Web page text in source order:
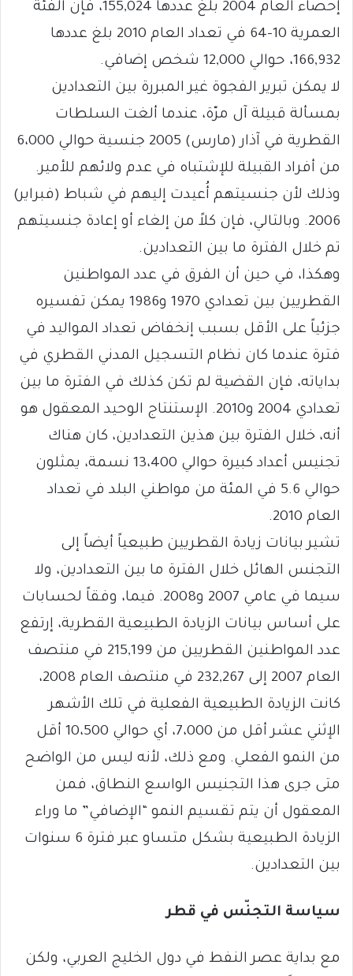
إحصاء العام 2004 بلغ عددها 155,024، فإن الفئة
العمرية 10-64 في تعداد العام 2010 بلغ عددها
166,932، حوالي 12,000 شخص إضافي.
لا يمكن تبرير الفجوة غير المبررة بين التعدادين
بمسألة قبيلة آل مرّة، عندما ألغت السلطات
القطرية في آذار (مارس) 2005 جنسية حوالي 6،000
من أفراد القبيلة للإشتباه في عدم ولائهم للأمير.
وذلك لأن جنسيتهم أُعيدت إليهم في شباط (فبراير)
2006. وبالتالي، فإن كلاً من إلغاء أو إعادة جنسيتهم
تم خلال الفترة ما بين التعدادين.
وهكذا، في حين أن الفرق في عدد المواطنين
القطريين بين تعدادي 1970 و1986 يمكن تفسيره
جزئياً على الأقل بسبب إنخفاض تعداد المواليد في
فترة عندما كان نظام التسجيل المدني القطري في
بداياته، فإن القضية لم تكن كذلك في الفترة ما بين
تعدادي 2004 و2010. الإستنتاج الوحيد المعقول هو
أنه، خلال الفترة بين هذين التعدادين، كان هناك
تجنيس أعداد كبيرة حوالي 13،400 نسمة، يمثلون
حوالي 5.6 في المئة من مواطني البلد في تعداد
العام 2010.
تشير بيانات زيادة القطريين طبيعياً أيضاً إلى
التجنس الهائل خلال الفترة ما بين التعدادين، ولا
سيما في عامي 2007 و2008. فيما، وفقاً لحسابات
على أساس بيانات الزيادة الطبيعية القطرية، إرتفع
عدد المواطنين القطريين من 215,199 في منتصف
العام 2007 إلى 232,267 في منتصف العام 2008،
كانت الزيادة الطبيعية الفعلية في تلك الأشهر
الإثني عشر أقل من 7،000، أي حوالي 10،500 أقل
من النمو الفعلي. ومع ذلك، لأنه ليس من الواضح
متى جرى هذا التجنيس الواسع النطاق، فمن
المعقول أن يتم تقسيم النمو “الإضافي” ما وراء
الزيادة الطبيعية بشكل متساو عبر فترة 6 سنوات
بين التعدادين.
سياسة التجنّس في قطر
مع بداية عصر النفط في دول الخليج العربي، ولكن